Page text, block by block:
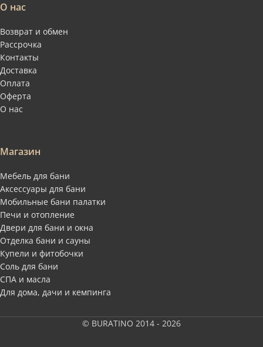
О нас
Возврат и обмен
Рассрочка
Контакты
Доставка
Оплата
Оферта
О нас
Магазин
Мебель для бани
Аксессуары для бани
Мобильные бани палатки
Печи и отопление
Двери для бани и окна
Отделка бани и сауны
Купели и фитобочки
Соль для бани
СПА и масла
Для дома, дачи и кемпинга
© BURATINO 2014 - 2026